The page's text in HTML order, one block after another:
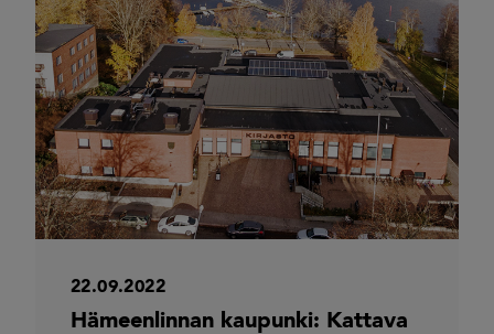
22.09.2022
Hämeenlinnan kaupunki: Kattava